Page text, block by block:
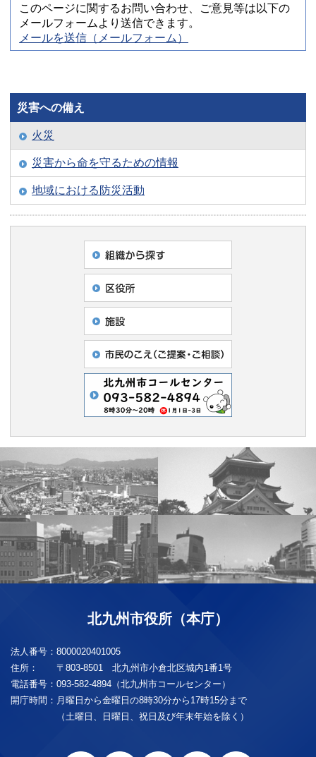
このページに関するお問い合わせ、ご意見等は以下の
メールフォームより送信できます。
メールを送信（メールフォーム）
災害への備え
火災
災害から命を守るための情報
地域における防災活動
北九州市役所（本庁）
法人番号： 8000020401005
住所：
〒803-8501 北九州市小倉北区城内1番1号
電話番号： 093-582-4894（北九州市コールセンター）
開庁時間： 月曜日から金曜日の8時30分から17時15分まで
（土曜日、日曜日、祝日及び年末年始を除く）